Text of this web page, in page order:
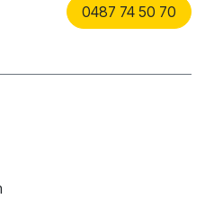
0487 74 50 70